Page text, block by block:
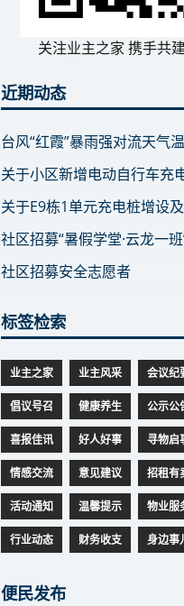
关注业主之家 携手共
近期动态
台风“红霞”暴雨强对流天气
关于小区新增电动自行车充
关于E9栋1单元充电桩增设
社区招募“暑假学堂·云龙一
社区招募安全志愿者
标签检索
业主之家 业主风采 会议纪
倡议号召 健康养生 公示公
喜报佳讯 好人好事 寻物启
情感交流 意见建议 招租有
活动通知 温馨提示 物业服
行业动态 财务收支 身边事
便民发布